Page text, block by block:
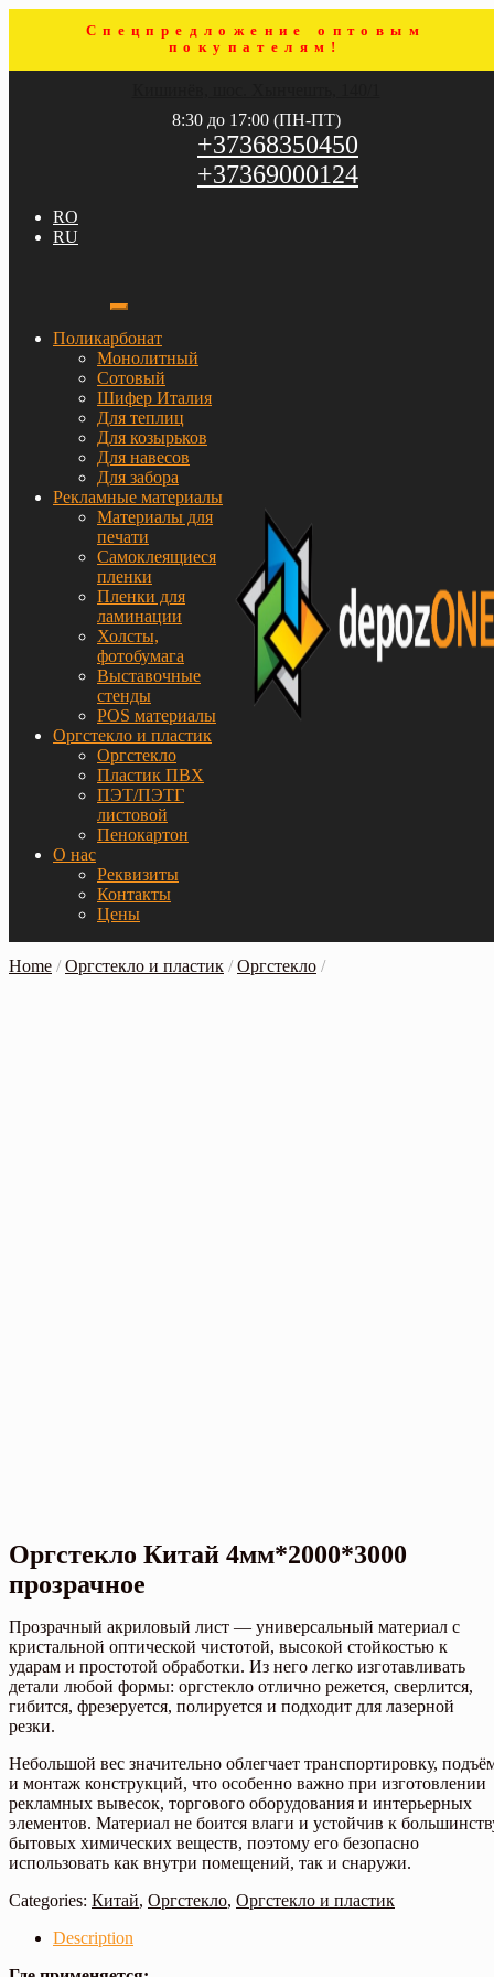
Спецпредложение оптовым
покупателям!
8:30 до 17:00 (ПН-ПТ)
+37368350450
+37369000124
RO
RU
Поликарбонат
Монолитный
Сотовый
Шифер Италия
Для теплиц
Для козырьков
Для навесов
Для забора
Рекламные материалы
Материалы для
печати
Самоклеящиеся
пленки
Пленки для
ламинации
Холсты,
фотобумага
Выставочные
стенды
POS материалы
Оргстекло и пластик
Оргстекло
Пластик ПВХ
ПЭТ/ПЭТГ
листовой
Пенокартон
О нас
Реквизиты
Контакты
Цены
Home /Оргстекло и пластик /Оргстекло /
Оргстекло Китай 4мм*2000*3000
прозрачное
Прозрачный акриловый лист — универсальный материал с
кристальной оптической чистотой, высокой стойкостью к
ударам и простотой обработки. Из него легко изготавливать
детали любой формы: оргстекло отлично режется, сверлится,
гибится, фрезеруется, полируется и подходит для лазерной
резки.
Небольшой вес значительно облегчает транспортировку,
и монтаж конструкций, что особенно важно при изготовлении
рекламных вывесок, торгового оборудования и интерьерных
элементов. Материал не боится влаги и устойчив к
бытовых химических веществ, поэтому его безопасно
использовать как внутри помещений, так и снаружи.
Categories: Китай, Оргстекло, Оргстекло и пластик
Description